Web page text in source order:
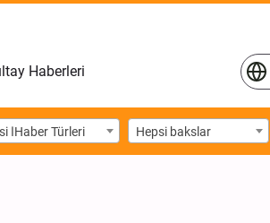
Haberleri
Hepsi اHaber Türleri Hepsi bakslar